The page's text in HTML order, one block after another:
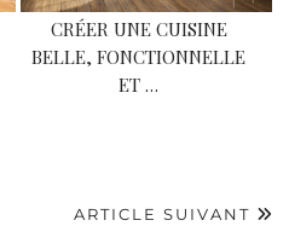
CRÉER UNE CUISINE
BELLE, FONCTIONNELLE
ET …
ARTICLE SUIVANT